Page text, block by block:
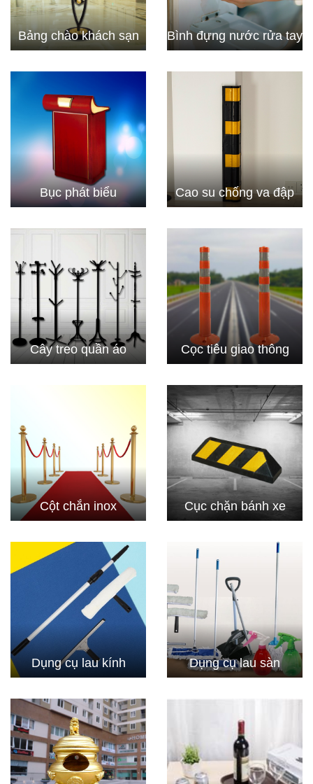
Bảng chào khách sạn Bình đựng nước rửa tay
Bục phát biểu Cao su chống va đập
Cây treo quần áo Cọc tiêu giao thông
Cột chắn inox Cục chặn bánh xe
Dụng cụ lau kính Dụng cụ lau sàn